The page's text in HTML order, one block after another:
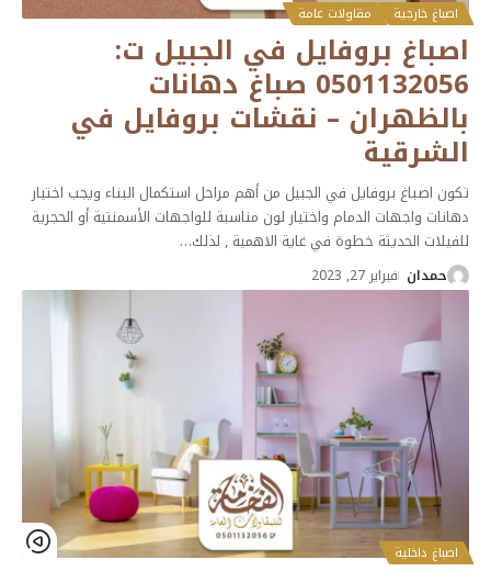
اصباغ خارجية مقاولات عامة
اصباغ بروفايل في الجبيل ت:
0501132056 صباغ دهانات
بالظهران – نقشات بروفايل في
الشرقية
تكون اصباغ بروفايل في الجبيل من أهم مراحل استكمال البناء ويجب اختيار
دهانات واجهات الدمام واختيار لون مناسبة للواجهات الأسمنتية أو الحجرية
للفيلات الحديثة خطوة في غاية الاهمية , لذلك…
حمدان فبراير 27, 2023
اصباغ داخلية